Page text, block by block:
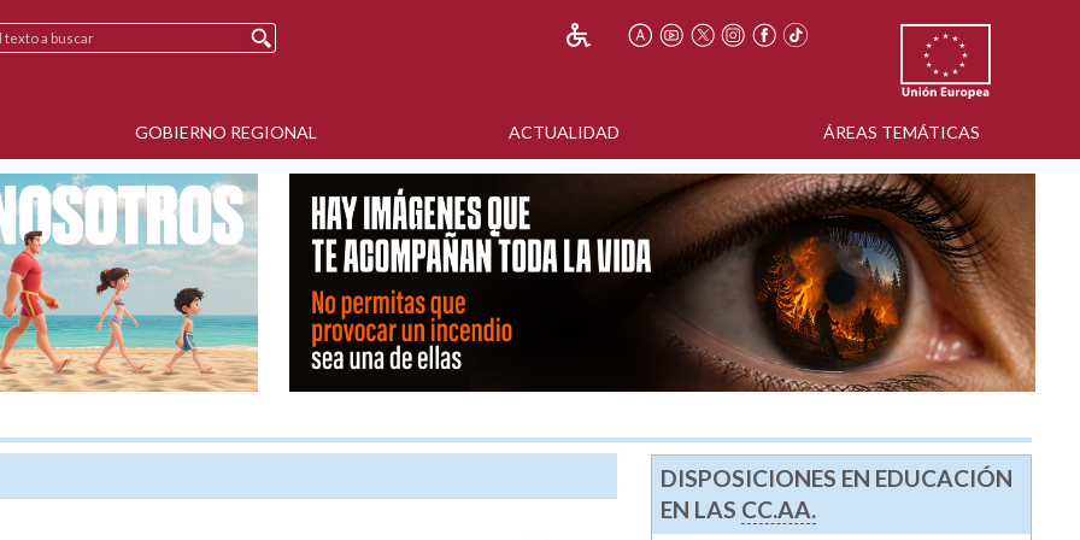
GOBIERNO REGIONAL ACTUALIDAD ÁREAS TEMÁTICAS
DISPOSICIONES EN EDUCACIÓN
EN LAS CC.AA.